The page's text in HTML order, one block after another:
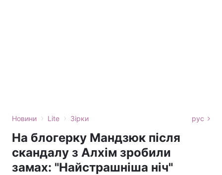
Новини › Lite › Зірки рус
На блогерку Мандзюк після
скандалу з Алхім зробили
замах: "Найстрашніша ніч"